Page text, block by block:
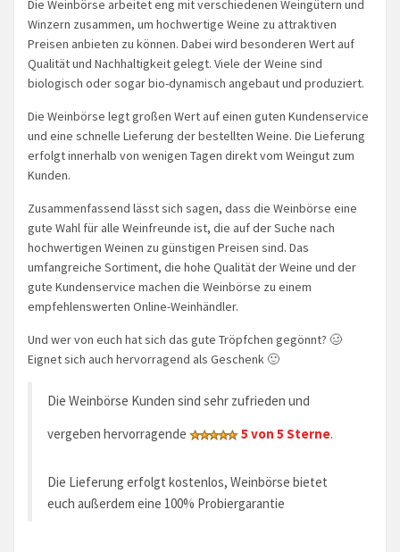
Die Weinbörse arbeitet eng mit verschiedenen Weingütern und
Winzern zusammen, um hochwertige Weine zu attraktiven
Preisen anbieten zu können. Dabei wird besonderen Wert auf
Qualität und Nachhaltigkeit gelegt. Viele der Weine sind
biologisch oder sogar bio-dynamisch angebaut und produziert.
Die Weinbörse legt großen Wert auf einen guten Kundenservice
und eine schnelle Lieferung der bestellten Weine. Die Lieferung
erfolgt innerhalb von wenigen Tagen direkt vom Weingut zum
Kunden.
Zusammenfassend lässt sich sagen, dass die Weinbörse eine
gute Wahl für alle Weinfreunde ist, die auf der Suche nach
hochwertigen Weinen zu günstigen Preisen sind. Das
umfangreiche Sortiment, die hohe Qualität der Weine und der
gute Kundenservice machen die Weinbörse zu einem
empfehlenswerten Online-Weinhändler.
Und wer von euch hat sich das gute Tröpfchen gegönnt? 🥴
Eignet sich auch hervorragend als Geschenk 🙂
Die Weinbörse Kunden sind sehr zufrieden und
vergeben hervorragende
5 von 5 Sterne.
Die Lieferung erfolgt kostenlos, Weinbörse bietet
euch außerdem eine 100% Probiergarantie